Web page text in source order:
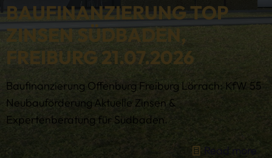
BAUFINANZIERUNG TOP
ZINSEN SÜDBADEN,
FREIBURG 21.07.2026
Baufinanzierung Offenburg Freiburg Lörrach: KfW 55
Neubauförderung Aktuelle Zinsen &
Expertenberatung für Südbaden.
Read more